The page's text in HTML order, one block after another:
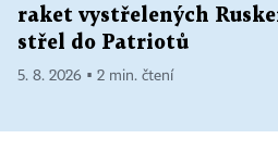
raket vystřelených
střel do Patriotů
5. 8. 2026 ▪ 2 min. čtení